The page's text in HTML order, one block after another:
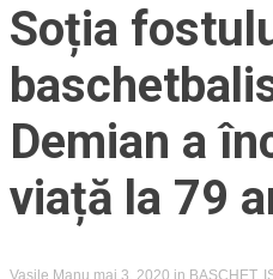
Soția
Demian a
viață la 79
Vasile Manu mai 3, 2020 in BASCHET,